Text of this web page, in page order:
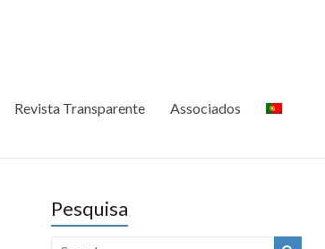
Revista Transparente Associados
Pesquisa